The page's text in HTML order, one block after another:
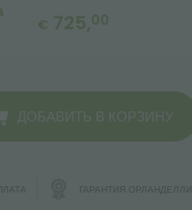
€ 725,00
ДОБАВИТЬ В КОРЗИНУ
ГАРАНТИЯ ОРЛАНДЕЛЛИ